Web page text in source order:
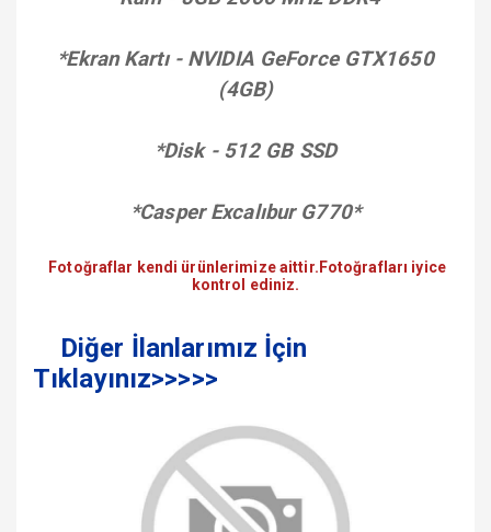
*Ekran Kartı - NVIDIA GeForce GTX1650
(4GB)
*Disk - 512 GB SSD
*Casper Excalıbur G770*
Fotoğraflar kendi ürünlerimize aittir.Fotoğrafları iyice
kontrol ediniz.
Diğer İlanlarımız İçin
Tıklayınız>>>>>